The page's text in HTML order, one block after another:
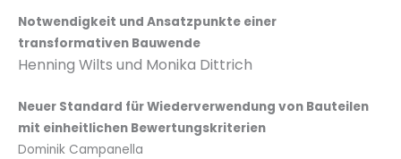
Notwendigkeit und Ansatzpunkte einer
transformativen Bauwende
Henning Wilts und Monika Dittrich
Neuer Standard für Wiederverwendung von Bauteilen
mit einheitlichen Bewertungskriterien
Dominik Campanella